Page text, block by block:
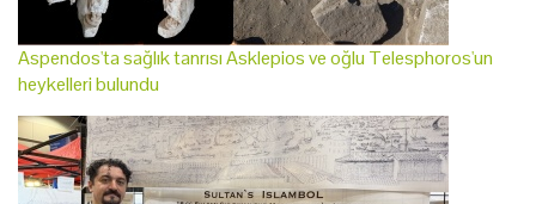
Aspendos'ta sağlık tanrısı Asklepios ve oğlu Telesphoros'un
heykelleri bulundu